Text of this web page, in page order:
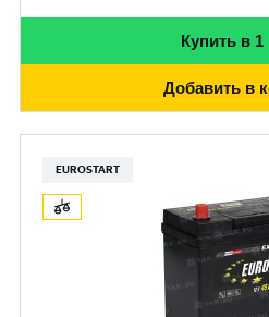
Купить в 1
Добавить в
EUROSTART